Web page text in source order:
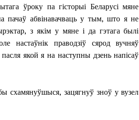
ўроку па гісторыі Беларусі мяне
пачаў абвінавачваць у тым, што я не
з якім у мяне і да гэтага былі
настаўнік праводзіў сярод вучняў
якой я на наступны дзень напісаў
схамянуўшыся, зацягнуў зноў у вузел